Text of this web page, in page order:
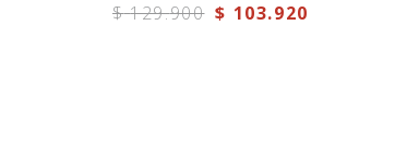
$ 129.900 $ 103.920